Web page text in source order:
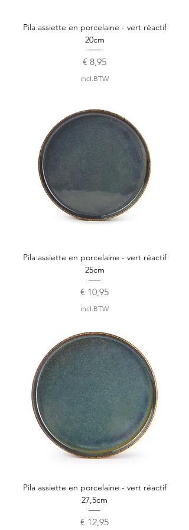
Pila assiette en porcelaine - vert réactif
20cm
Prijs
€ 8,95
incl.BTW
Pila assiette en porcelaine - vert réactif
25cm
Prijs
€ 10,95
incl.BTW
Pila assiette en porcelaine - vert réactif
27,5cm
Prijs
€ 12,95